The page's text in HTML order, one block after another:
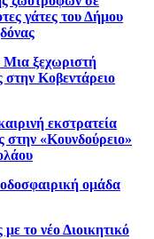
γάτες του Δήμου
Μια ξεχωριστή
στην Κοβεντάρειο
εκστρατεία
στην «Κουνδούρειο»
ομάδα
το νέο Διοικητικό